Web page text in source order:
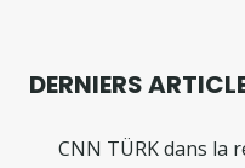
DERNIERS
CNN TÜRK dans la